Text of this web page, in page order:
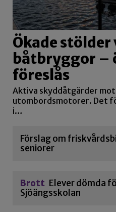
Ökade stölder
båtbryggor –
föreslås
Aktiva skyddåtgärder
utombordsmotorer. Det
i…
Förslag om
seniorer
Brott Elever dömda
Sjöängsskolan